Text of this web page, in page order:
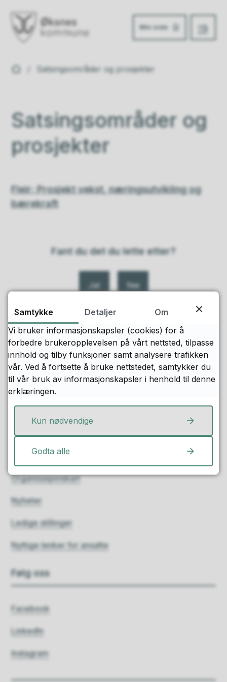
Min side
Meny
Du er her:Satsingsområder og prosjekter
Satsingsområder og
prosjekter
Fleir: Prosjekt vekst, næringsutvikling og
bærekraft
Fant du det du lette etter?
Ja Nei
Snarveier
Kontakt oss
Vakttelefon
Finn ansatte
Organisasjonskart
Nyheter
Ledige stillinger
Nyttige lenker for ansatte
Følg oss
Facebook
LinkedIn
Instagram
Samtykke Detaljer
Om
Vi bruker informasjonskapsler (cookies) for å
forbedre brukeropplevelsen på vårt nettsted, tilpasse
innhold og tilby funksjoner samt analysere trafikken
vår. Ved å fortsette å bruke nettstedet, samtykker du
til vår bruk av informasjonskapsler i henhold til denne
erklæringen.
Kun nødvendige
Godta alle